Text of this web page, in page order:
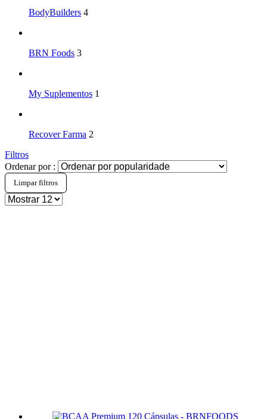
BodyBuilders 4
BRN Foods 3
My Suplementos 1
Recover Farma 2
Filtros
Ordenar por :
Limpar filtros